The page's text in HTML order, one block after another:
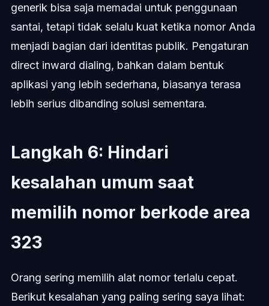
generik bisa saja memadai untuk penggunaan
santai, tetapi tidak selalu kuat ketika nomor Anda
menjadi bagian dari identitas publik. Pengaturan
direct inward dialing, bahkan dalam bentuk
aplikasi yang lebih sederhana, biasanya terasa
lebih serius dibanding solusi sementara.
Langkah 6: Hindari
kesalahan umum saat
memilih nomor berkode area
323
Orang sering memilih alat nomor terlalu cepat.
Berikut kesalahan yang paling sering saya lihat: